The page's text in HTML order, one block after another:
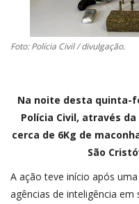
Foto: Polícia Civil / divulgação.
Na noite desta quinta-
Polícia Civil, através da
cerca de 6Kg de
São
A ação teve início após
agências de inteligência em